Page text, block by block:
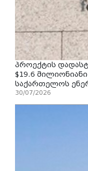
პროექტის
$19.6
საქართელოს
30/07/2026